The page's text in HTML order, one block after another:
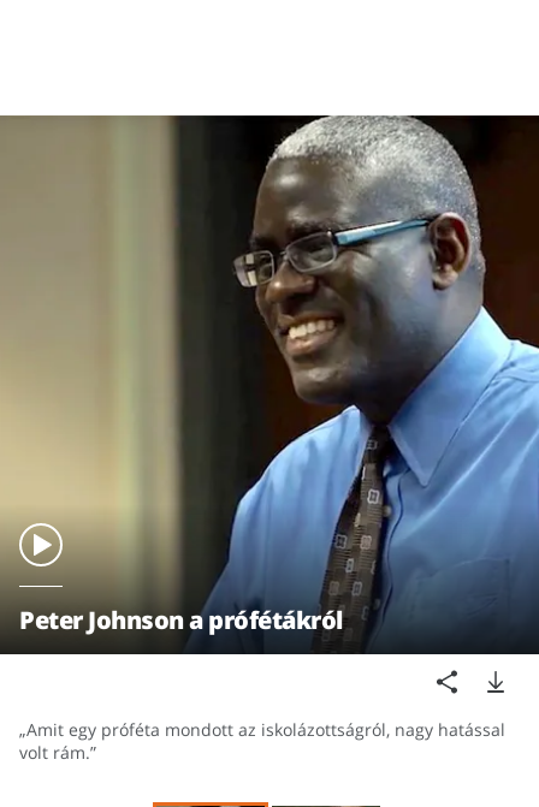
Peter Johnson a prófétákról
„Amit egy próféta mondott az iskolázottságról, nagy hatással
volt rám.”